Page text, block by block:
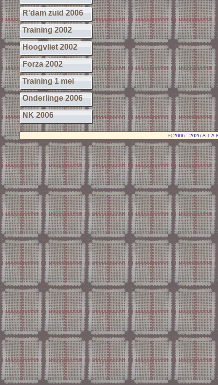
R'dam zuid 2006
Training 2002
Hoogvliet 2002
Forza 2002
Training 1 mei
Onderlinge 2006
NK 2006
© 2006 - 2026